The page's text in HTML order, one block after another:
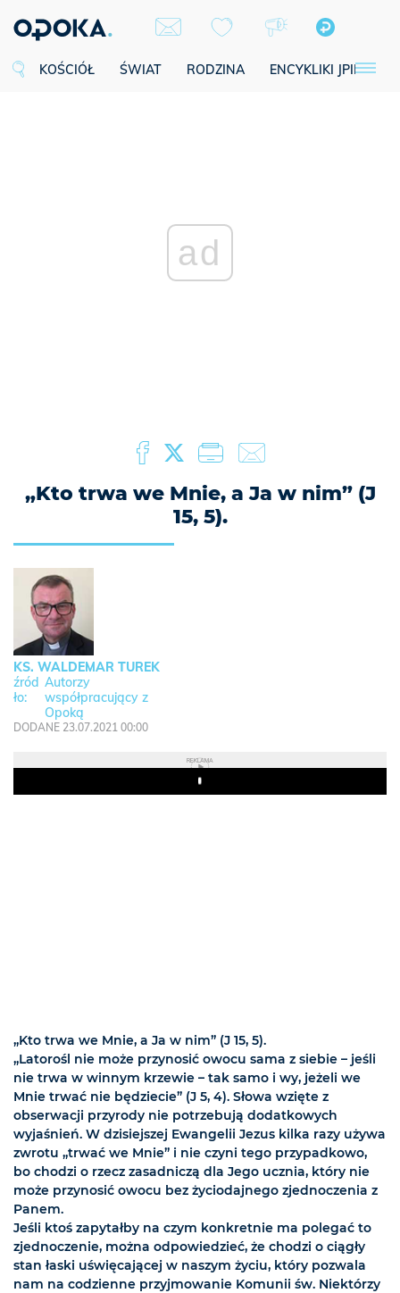
KOŚCIÓŁ ŚWIAT RODZINA ENCYKLIKI JPII
ad
„Kto trwa we Mnie, a Ja w nim” (J
15, 5).
KS. WALDEMAR TUREK
Autorzy
współpracujący z
Opoką
DODANE 23.07.2021 00:00
REKLAMA
Play
„Kto trwa we Mnie, a Ja w nim” (J 15, 5).
„Latorośl nie może przynosić owocu sama z siebie – jeśli
nie trwa w winnym krzewie – tak samo i wy, jeżeli we
Mnie trwać nie będziecie” (J 5, 4). Słowa wzięte z
obserwacji przyrody nie potrzebują dodatkowych
wyjaśnień. W dzisiejszej Ewangelii Jezus kilka razy używa
zwrotu „trwać we Mnie” i nie czyni tego przypadkowo,
bo chodzi o rzecz zasadniczą dla Jego ucznia, który nie
może przynosić owocu bez życiodajnego zjednoczenia z
Panem.
Jeśli ktoś zapytałby na czym konkretnie ma polegać to
zjednoczenie, można odpowiedzieć, że chodzi o ciągły
stan łaski uświęcającej w naszym życiu, który pozwala
nam na codzienne przyjmowanie Komunii św. Niektórzy